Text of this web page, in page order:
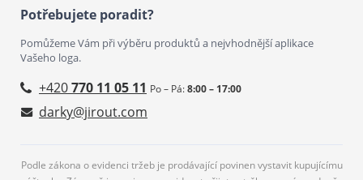
Potřebujete poradit?
Pomůžeme Vám při výběru produktů a nejvhodnější aplikace
Vašeho loga.
+420770 11 05 11 Po – Pá:8:00 – 17:00
darky@jirout.com
Podle zákona o evidenci tržeb je prodávající povinen vystavit kupujícímu